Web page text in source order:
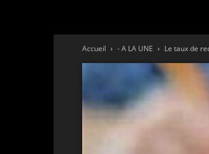
Accueil - A LA UNE Le taux de